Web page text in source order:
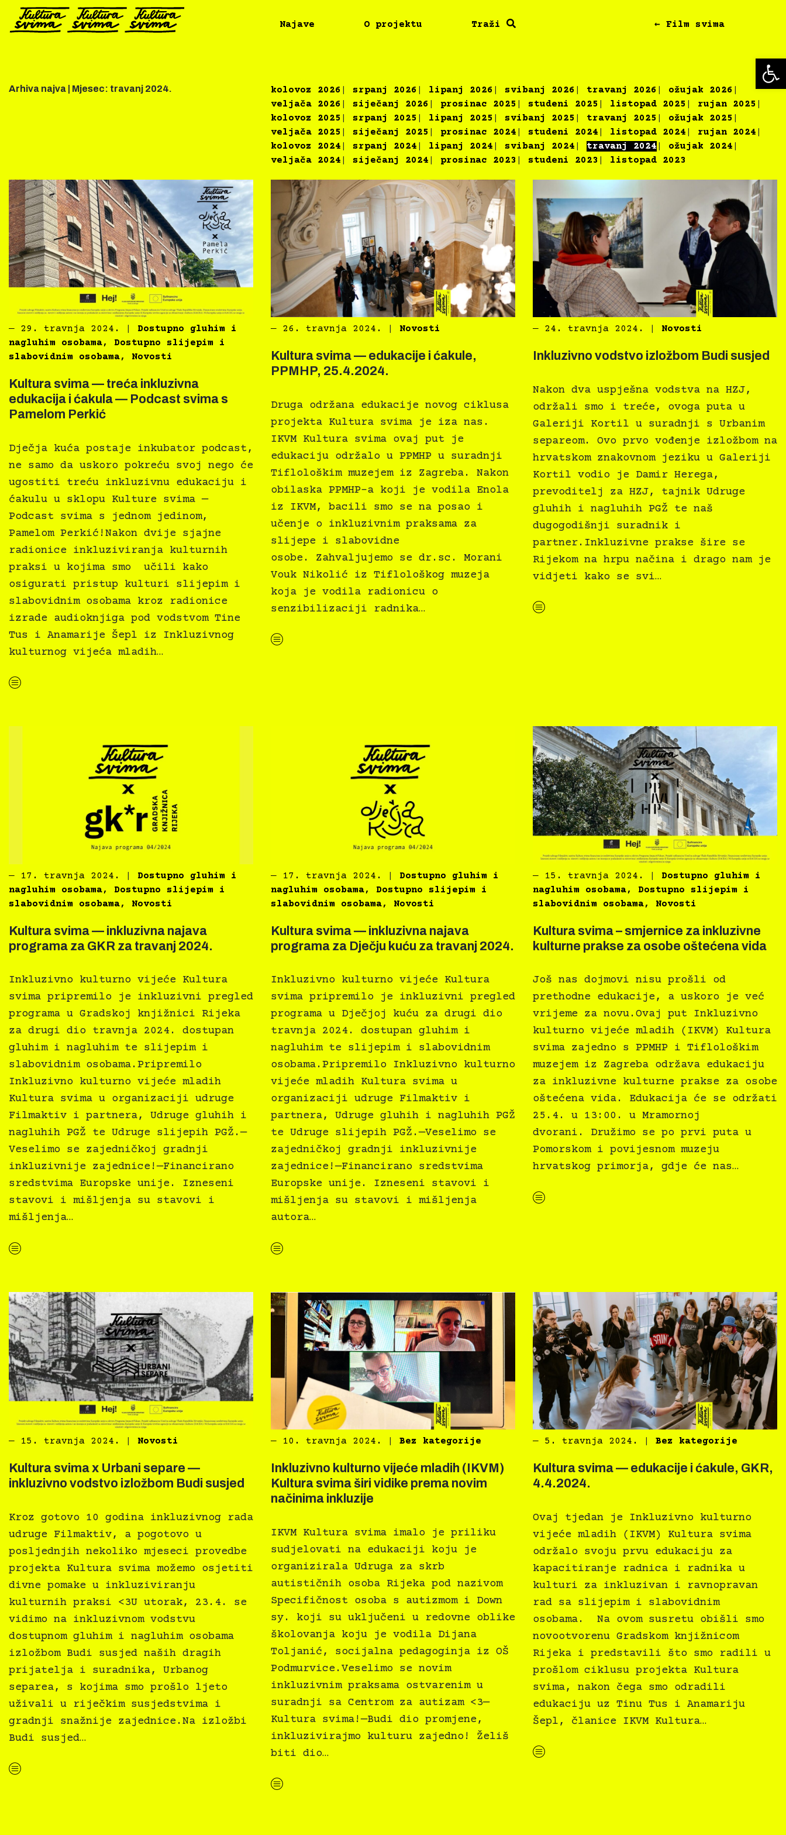
Preskoči
sadržaj
Najave O projektu ← Film svima
Traži
Arhiva najva | Mjesec: travanj 2024. kolovoz 2026 srpanj 2026 lipanj 2026 svibanj 2026 travanj 2026
ožujak 2026
veljača 2026
siječanj 2026 prosinac 2025 studeni 2025 listopad 2025
rujan 2025
kolovoz 2025
srpanj 2025 lipanj 2025 svibanj 2025 travanj 2025
ožujak 2025
veljača 2025
siječanj 2025 prosinac 2024 studeni 2024 listopad 2024
rujan 2024
kolovoz 2024
srpanj 2024 lipanj 2024 svibanj 2024 travanj 2024
ožujak 2024
veljača 2024
siječanj 2024 prosinac 2023 studeni 2023 listopad 2023
― 29. travnja 2024.
Dostupno gluhim i
nagluhim osobama, Dostupno slijepim i
slabovidnim osobama, Novosti
Kultura svima — treća inkluzivna
edukacija i ćakula — Podcast svima s
Pamelom Perkić
Dječja kuća postaje inkubator podcast,
ne samo da uskoro pokreću svoj nego će
ugostiti treću inkluzivnu edukaciju i
ćakulu u sklopu Kulture svima —
Podcast svima s jednom jedinom,
Pamelom Perkić!Nakon dvije sjajne
radionice inkluziviranja kulturnih
praksi u kojima smo učili kako
osigurati pristup kulturi slijepim i
slabovidnim osobama kroz radionice
izrade audioknjiga pod vodstvom Tine
Tus i Anamarije Šepl iz Inkluzivnog
kulturnog vijeća mladih…
“Kultura svima — treća inkluzivna edukacija i ćakula — Podcast svima s Pamelom Perkić”
― 26. travnja 2024. Novosti
Kultura svima — edukacije i ćakule,
PPMHP, 25.4.2024.
Druga održana edukacije novog ciklusa
projekta Kultura svima je iza nas.
IKVM Kultura svima ovaj put je
edukaciju održalo u PPMHP u suradnji
Tiflološkim muzejem iz Zagreba. Nakon
obilaska PPMHP-a koji je vodila Enola
iz IKVM, bacili smo se na posao i
učenje o inkluzivnim praksama za
slijepe i slabovidne
osobe. Zahvaljujemo se dr.sc. Morani
Vouk Nikolić iz Tiflološkog muzeja
koja je vodila radionicu o
senzibilizaciji radnika…
“Kultura svima — edukacije i ćakule, PPMHP, 25.4.2024.”
― 24. travnja 2024. Novosti
Inkluzivno vodstvo izložbom Budi susjed
Nakon dva uspješna vodstva na HZJ,
održali smo i treće, ovoga puta u
Galeriji Kortil u suradnji s Urbanim
separeom. Ovo prvo vođenje izložbom na
hrvatskom znakovnom jeziku u Galeriji
Kortil vodio je Damir Herega,
prevoditelj za HZJ, tajnik Udruge
gluhih i nagluhih PGŽ te naš
dugogodišnji suradnik i
partner.Inkluzivne prakse šire se
Rijekom na hrpu načina i drago nam je
vidjeti kako se svi…
“Inkluzivno vodstvo izložbom Budi susjed”
― 17. travnja 2024.
Dostupno gluhim i
nagluhim osobama, Dostupno slijepim i
slabovidnim osobama, Novosti
Kultura svima — inkluzivna najava
programa za GKR za travanj 2024.
Inkluzivno kulturno vijeće Kultura
svima pripremilo je inkluzivni pregled
programa u Gradskoj knjižnici Rijeka
za drugi dio travnja 2024. dostupan
gluhim i nagluhim te slijepim i
slabovidnim osobama.Pripremilo
Inkluzivno kulturno vijeće mladih
Kultura svima u organizaciji udruge
Filmaktiv i partnera, Udruge gluhih i
nagluhih PGŽ te Udruge slijepih PGŽ.—
Veselimo se zajedničkoj gradnji
inkluzivnije zajednice!—Financirano
sredstvima Europske unije. Izneseni
stavovi i mišljenja su stavovi i
mišljenja…
“Kultura svima — inkluzivna najava programa za GKR za travanj 2024.”
― 17. travnja 2024.
Dostupno gluhim i
nagluhim osobama, Dostupno slijepim i
slabovidnim osobama, Novosti
Kultura svima — inkluzivna najava
programa za Dječju kuću za travanj 2024.
Inkluzivno kulturno vijeće Kultura
svima pripremilo je inkluzivni pregled
programa u Dječjoj kuću za drugi dio
travnja 2024. dostupan gluhim i
nagluhim te slijepim i slabovidnim
osobama.Pripremilo Inkluzivno kulturno
vijeće mladih Kultura svima u
organizaciji udruge Filmaktiv i
partnera, Udruge gluhih i nagluhih PGŽ
te Udruge slijepih PGŽ.—Veselimo se
zajedničkoj gradnji inkluzivnije
zajednice!—Financirano sredstvima
Europske unije. Izneseni stavovi i
mišljenja su stavovi i mišljenja
autora…
“Kultura svima — inkluzivna najava programa za Dječju kuću za travanj 2024.”
― 15. travnja 2024.
Dostupno gluhim i
nagluhim osobama, Dostupno slijepim i
slabovidnim osobama, Novosti
Kultura svima – smjernice za inkluzivne
kulturne prakse za osobe oštećena vida
Još nas dojmovi nisu prošli od
prethodne edukacije, a uskoro je već
vrijeme za novu.Ovaj put Inkluzivno
kulturno vijeće mladih (IKVM) Kultura
svima zajedno s PPMHP i Tiflološkim
muzejem iz Zagreba održava edukaciju
za inkluzivne kulturne prakse za osobe
oštećena vida. Edukacija će se održati
25.4. u 13:00. u Mramornoj
dvorani. Družimo se po prvi puta u
Pomorskom i povijesnom muzeju
hrvatskog primorja, gdje će nas…
“Kultura svima – smjernice za inkluzivne kulturne prakse za osobe oštećena vida”
― 15. travnja 2024. Novosti
Kultura svima x Urbani separe —
inkluzivno vodstvo izložbom Budi susjed
Kroz gotovo 10 godina inkluzivnog rada
udruge Filmaktiv, a pogotovo u
posljednjih nekoliko mjeseci provedbe
projekta Kultura svima možemo osjetiti
divne pomake u inkluziviranju
kulturnih praksi <3U utorak, 23.4. se
vidimo na inkluzivnom vodstvu
dostupnom gluhim i nagluhim osobama
izložbom Budi susjed naših dragih
prijatelja i suradnika, Urbanog
separea, s kojima smo prošlo ljeto
uživali u riječkim susjedstvima i
gradnji snažnije zajednice.Na izložbi
Budi susjed…
“Kultura svima x Urbani separe — inkluzivno vodstvo izložbom Budi susjed”
― 10. travnja 2024. Bez kategorije
Inkluzivno kulturno vijeće mladih (IKVM)
Kultura svima širi vidike prema novim
načinima inkluzije
IKVM Kultura svima imalo je priliku
sudjelovati na edukaciji koju je
organizirala Udruga za skrb
autističnih osoba Rijeka pod nazivom
Specifičnost osoba s autizmom i Down
sy. koji su uključeni u redovne oblike
školovanja koju je vodila Dijana
Toljanić, socijalna pedagoginja iz OŠ
Podmurvice.Veselimo se novim
inkluzivnim praksama ostvarenim u
suradnji sa Centrom za autizam <3—
Kultura svima!—Budi dio promjene,
inkluzivirajmo kulturu zajedno! Želiš
biti dio…
“Inkluzivno kulturno vijeće mladih (IKVM) Kultura svima širi vidike prema novim načinima inkluzije”
― 5. travnja 2024. Bez kategorije
Kultura svima — edukacije i ćakule, GKR,
4.4.2024.
Ovaj tjedan je Inkluzivno kulturno
vijeće mladih (IKVM) Kultura svima
održalo svoju prvu edukaciju za
kapacitiranje radnica i radnika u
kulturi za inkluzivan i ravnopravan
rad sa slijepim i slabovidnim
osobama. Na ovom susretu obišli smo
novootvorenu Gradskom knjižnicom
Rijeka i predstavili što smo radili u
prošlom ciklusu projekta Kultura
svima, nakon čega smo odradili
edukaciju uz Tinu Tus i Anamariju
Šepl, članice IKVM Kultura…
“Kultura svima — edukacije i ćakule, GKR, 4.4.2024.”